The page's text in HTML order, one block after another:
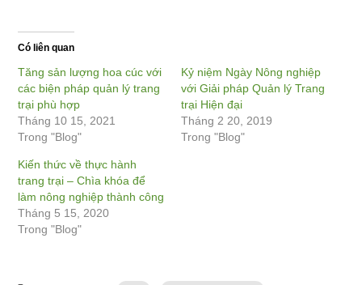
Có liên quan
Tăng sản lượng hoa cúc với
các biện pháp quản lý trang
trại phù hợp
Tháng 10 15, 2021
Trong "Blog"
Kỷ niệm Ngày Nông nghiệp
với Giải pháp Quản lý Trang
trại Hiện đại
Tháng 2 20, 2019
Trong "Blog"
Kiến thức về thực hành
trang trại – Chìa khóa để
làm nông nghiệp thành công
Tháng 5 15, 2020
Trong "Blog"